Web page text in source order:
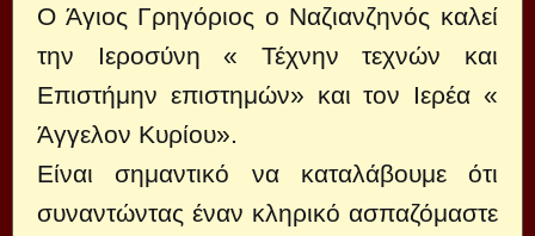
Ο Άγιος Γρηγόριος ο Ναζιανζηνός καλεί
την Ιεροσύνη « Τέχνην τεχνών και
Επιστήμην επιστημών» και τον Ιερέα «
Άγγελον Κυρίου».
Είναι σημαντικό να καταλάβουμε ότι
συναντώντας έναν κληρικό ασπαζόμαστε